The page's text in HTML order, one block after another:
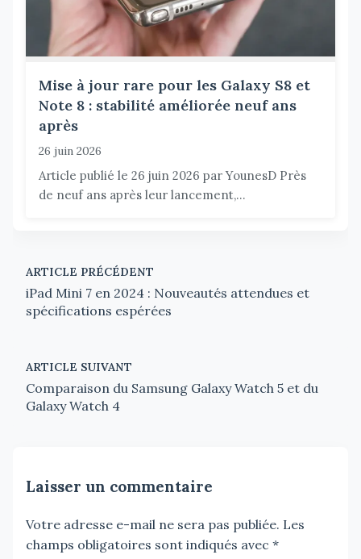
Mise à jour rare pour les Galaxy S8 et
Note 8 : stabilité améliorée neuf ans
après
26 juin 2026
Article publié le 26 juin 2026 par YounesD Près
de neuf ans après leur lancement,...
ARTICLE PRÉCÉDENT
iPad Mini 7 en 2024 : Nouveautés attendues et
spécifications espérées
ARTICLE SUIVANT
Comparaison du Samsung Galaxy Watch 5 et du
Galaxy Watch 4
Laisser un commentaire
Votre adresse e-mail ne sera pas publiée. Les
champs obligatoires sont indiqués avec *